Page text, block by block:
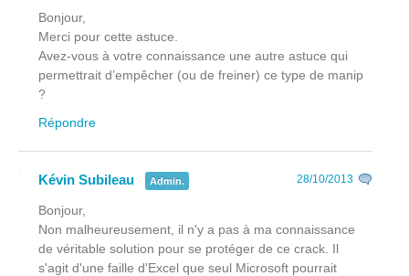
Bonjour,
Merci pour cette astuce.
Avez-vous à votre connaissance une autre astuce qui
permettrait d’empêcher (ou de freiner) ce type de manip
?
Répondre
Kévin Subileau Admin. 28/10/2013
Bonjour,
Non malheureusement, il n'y a pas à ma connaissance
de véritable solution pour se protéger de ce crack. Il
s'agit d'une faille d'Excel que seul Microsoft pourrait